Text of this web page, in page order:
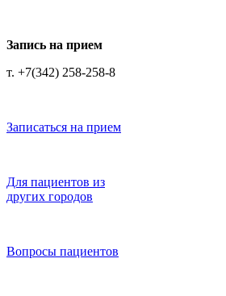
Запись на прием
т. +7(342) 258-258-8
Записаться на прием
Для пациентов из
других городов
Вопросы пациентов